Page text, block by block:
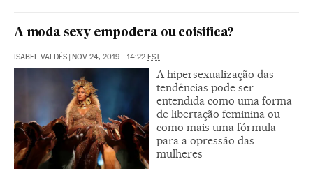
A moda sexy empodera ou coisifica?
ISABEL VALDÉS | NOV 24, 2019 - 14:22 EST
A hipersexualização das
tendências pode ser
entendida como uma forma
de libertação feminina ou
como mais uma fórmula
para a opressão das
mulheres